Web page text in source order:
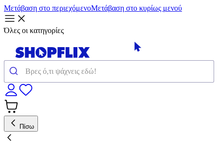
Μετάβαση στο περιεχόμενοΜετάβαση στο κυρίως μενού
Όλες οι κατηγορίες
Πίσω